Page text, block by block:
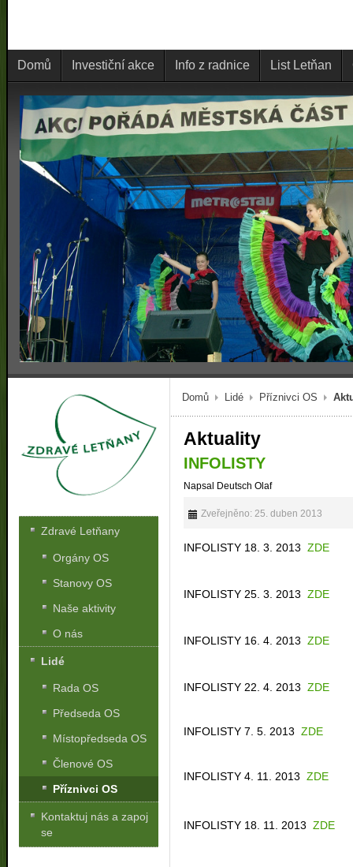
Domů Investiční akce Info z radnice List Letňan
Domů Lidé Příznivci OS
Aktuality
INFOLISTY
Napsal Deutsch Olaf
Zveřejněno: 25. duben 2013
INFOLISTY 18. 3. 2013ZDE
INFOLISTY 25. 3. 2013ZDE
INFOLISTY 16. 4. 2013ZDE
INFOLISTY 22. 4. 2013ZDE
INFOLISTY 7. 5. 2013ZDE
INFOLISTY 4. 11. 2013ZDE
INFOLISTY 18. 11. 2013ZDE
Zdravé Letňany
Orgány OS
Stanovy OS
Naše aktivity
O nás
Lidé
Rada OS
Předseda OS
Místopředseda OS
Členové OS
Příznivci OS
Kontaktuj nás a zapoj
se